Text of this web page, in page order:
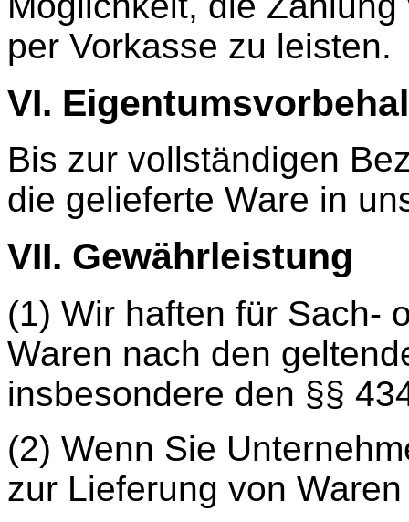
per Vorkasse zu leisten.
VI.
Bis zur vollständigen
die gelieferte Ware in
VII. Gewährleistung
(1) Wir haften für Sach-
Waren nach den
insbesondere den §§
(2) Wenn Sie
zur Lieferung von